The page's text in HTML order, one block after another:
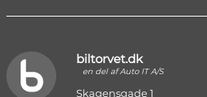
biltorvet.dk
en del af Auto IT A/S
Skagensgade 1